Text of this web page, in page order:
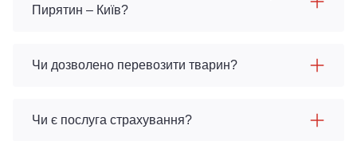
Пирятин – Київ?
Чи дозволено перевозити тварин?
Чи є послуга страхування?